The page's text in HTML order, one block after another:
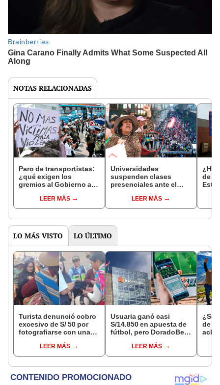
NOTAS RELACIONADAS
Paro de transportistas:
¿qué exigen los
gremios al Gobierno a
nacional?LEER MÁS
Universidades
suspenden clases
presenciales ante el
mayo, ¿cuáles son?
LEER MÁS
de
Esto
LO MÁS VISTO LO ÚLTIMO
Turista denunció cobro
excesivo de S/ 50 por
fotografiarse con una
Serenazgo recuperó el
dinero
LEER MÁS
Usuaria ganó casi
S/14.850 en apuesta de
fútbol, pero DoradoBet
Indecopi multó a la
empresa con más de S/
LEER MÁS
¿Se
de